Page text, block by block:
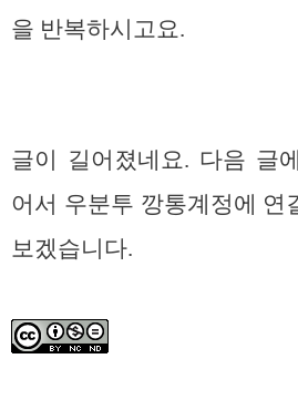
을 반복하시고요.
글이 길어졌네요. 다음 글
어서 우분투 깡통계정에 연
보겠습니다.